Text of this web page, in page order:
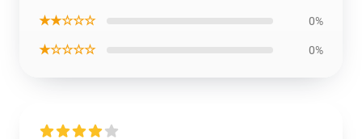
★★☆☆☆ 0%
★☆☆☆☆ 0%